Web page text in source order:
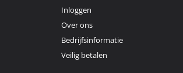
Inloggen
Over ons
Bedrijfsinformatie
Veilig betalen